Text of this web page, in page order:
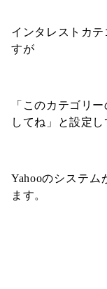
インタレストカ
すが
「このカテゴリ
してね」と設定し
Yahooのシステ
ます。